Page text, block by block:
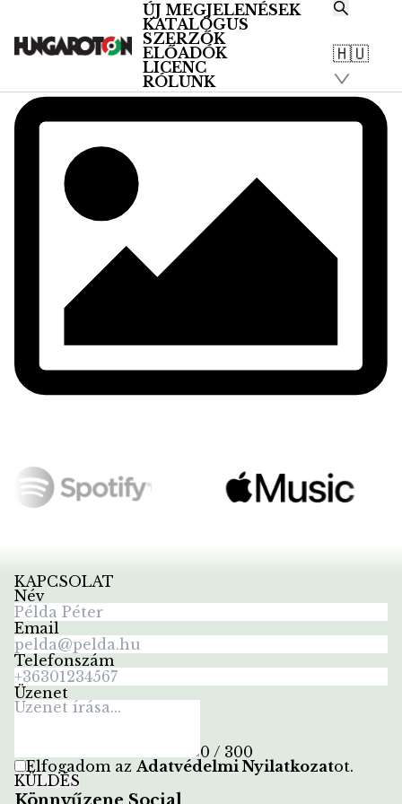
ÚJ MEGJELENÉSEK
KATALÓGUS
SZERZŐK
ELŐADÓK
LICENC
RÓLUNK
🇭🇺
KAPCSOLAT
Név
Email
Telefonszám
Üzenet
0 / 300
Elfogadom az Adatvédelmi Nyilatkozatot.
KÜLDÉS